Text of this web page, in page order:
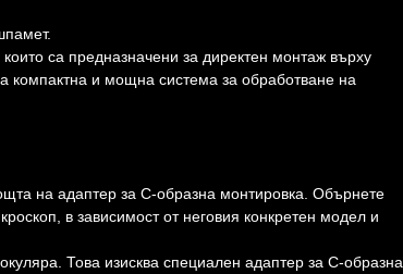
са предназначени за директен монтаж върху
компактна и мощна система за обработване на
на адаптер за С-образна монтировка. Обърнете
в зависимост от неговия конкретен модел и
Това изисква специален адаптер за С-образна